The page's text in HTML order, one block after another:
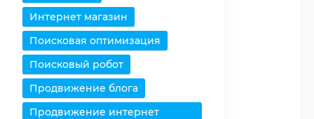
Интернет магазин
Поисковая оптимизация
Поисковый робот
Продвижение блога
Продвижение интернет
Снять все выделения
Оставить только
выбранное
Удалить выбранное